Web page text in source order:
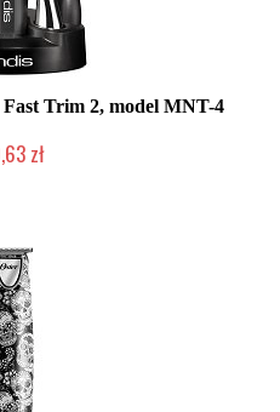
Trim 2, model MNT-4
zł